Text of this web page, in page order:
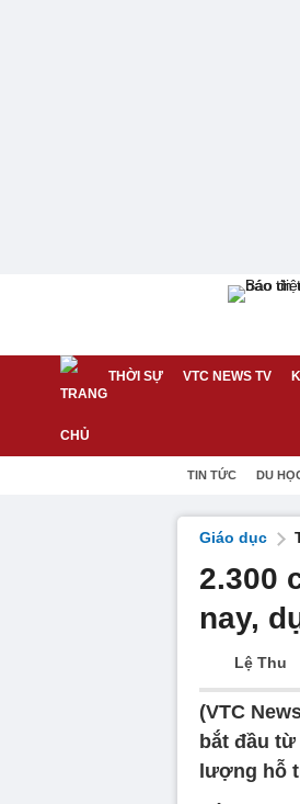
THỜI SỰ VTC NEWS TV
TIN TỨC DU
Giáo dục
2.300
nay,
Lệ Thu
(VTC
bắt đầu
lượng hỗ